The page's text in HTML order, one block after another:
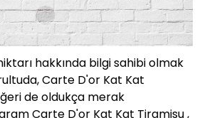
hakkında bilgi sahibi olmak
Carte D'or Kat Kat
de oldukça merak
Carte D'or Kat Kat Tiramisu ,